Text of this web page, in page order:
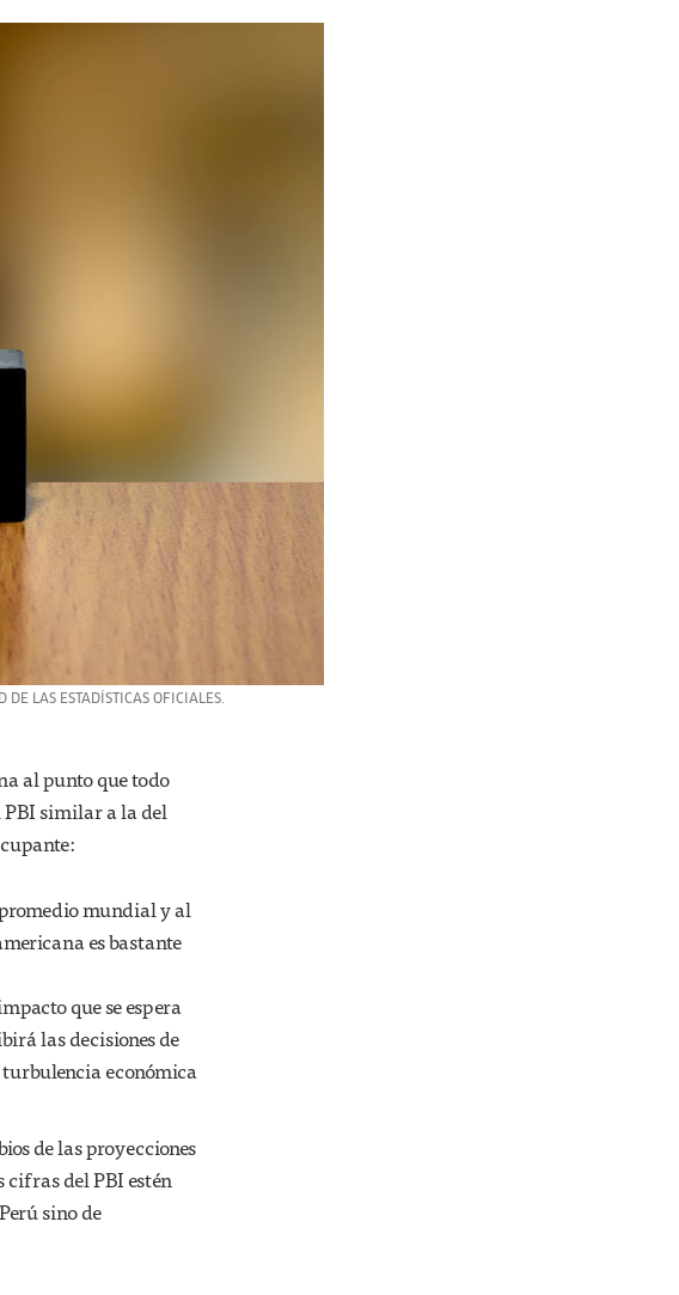
LAS ESTADÍSTICAS OFICIALES.
al punto que todo
PBI similar a la del
mundial y al
es bastante
que se espera
las decisiones de
económica
de las proyecciones
cifras del PBI estén
sino de